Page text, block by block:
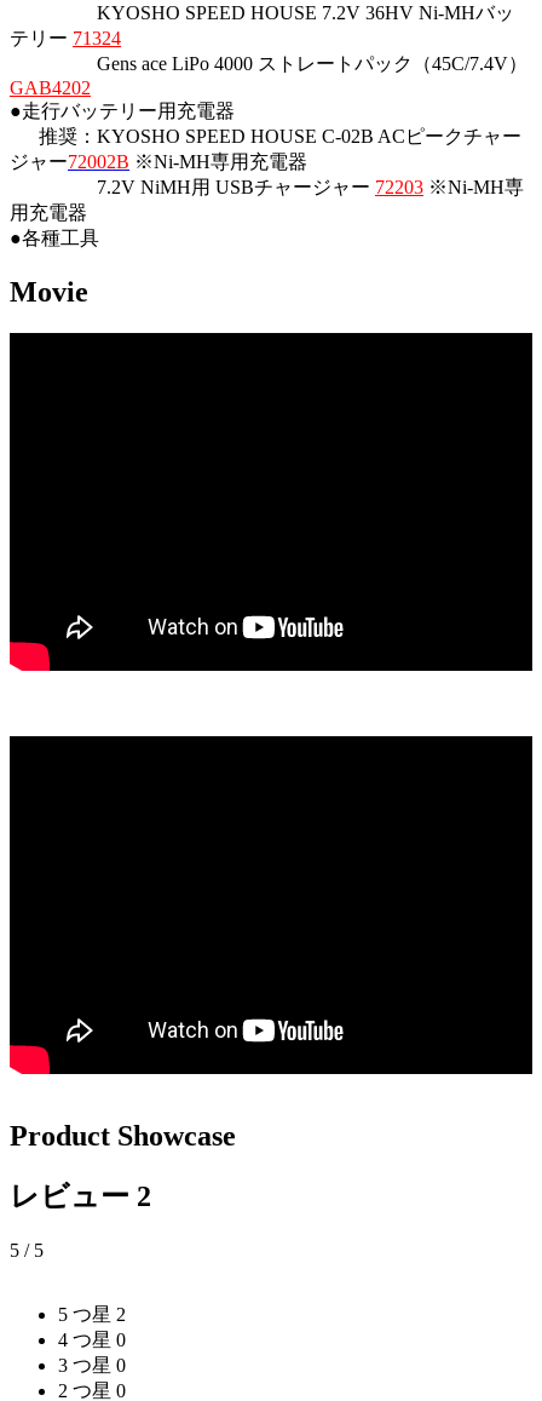
KYOSHO SPEED HOUSE 7.2V 36HV Ni-MHバッ
テリー 71324
Gens ace LiPo 4000 ストレートパック（45C/7.4V）
GAB4202
●走行バッテリー用充電器
推奨：KYOSHO SPEED HOUSE C-02B ACピークチャー
ジャー72002B ※Ni-MH専用充電器
7.2V NiMH用 USBチャージャー 72203 ※Ni-MH専
用充電器
●各種工具
Movie
Product Showcase
レビュー 2
5 / 5
5 つ星 2
4 つ星 0
3 つ星 0
2 つ星 0